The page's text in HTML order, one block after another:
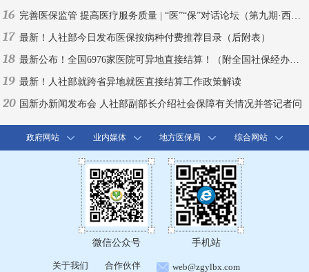
16 完善医保监管 提高医疗服务质量 | “医”“保”对话论坛（第九期·西安）
17 最新！人社部今日发布医保按病种付费推荐目录（后附表）
18 最新公布！全国6976家医院可异地直接结算！（附全国社保经办机构联系方式）
19 最新！人社部就跨省异地就医直接结算工作政策解读
20 国新办新闻发布会 人社部副部长介绍社会保障有关情况并答记者问
政府网站 业内媒体 地方医保局 综合网站
微信公众号 手机站
关于我们 合作伙伴 web@zgylbx.com